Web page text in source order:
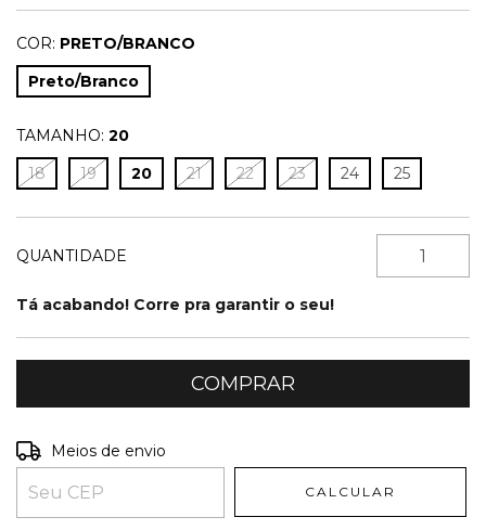
COR: PRETO/BRANCO
Preto/Branco
TAMANHO: 20
18
19 20 21 22 23 24 25
QUANTIDADE
Tá acabando! Corre pra garantir o seu!
Entregas para o CEP:
Meios de envio
CALCULAR